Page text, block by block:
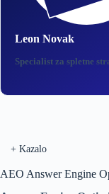
Leon Novak
Specialist za spletne
+ Kazalo
AEO Answer Engine